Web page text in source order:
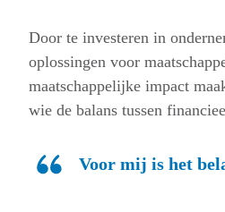
Door te investeren in
oplossingen voor
maatschappelijke impact
wie de balans tussen
Voor mij is het